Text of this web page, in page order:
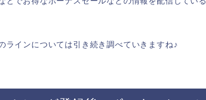
ラインについては引き続き調べていきますね♪